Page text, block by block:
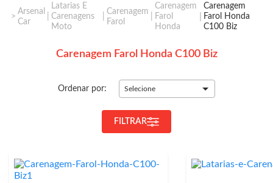
Arsenal
Car
Latarias E
Carenagens
Moto
Carenagem
Farol
Carenagem
Farol
Honda
Carenagem
Farol Honda
C100 Biz
Carenagem Farol Honda C100 Biz
Ordenar por: Selecione
FILTRAR